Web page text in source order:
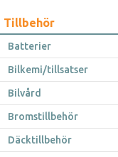
Tillbehör
Batterier
Bilkemi/tillsatser
Bilvård
Bromstillbehör
Däcktillbehör